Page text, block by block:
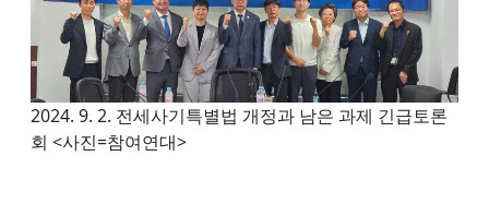
2024. 9. 2. 전세사기특별법 개정과 남은 과제 긴급토론
회 <사진=참여연대>